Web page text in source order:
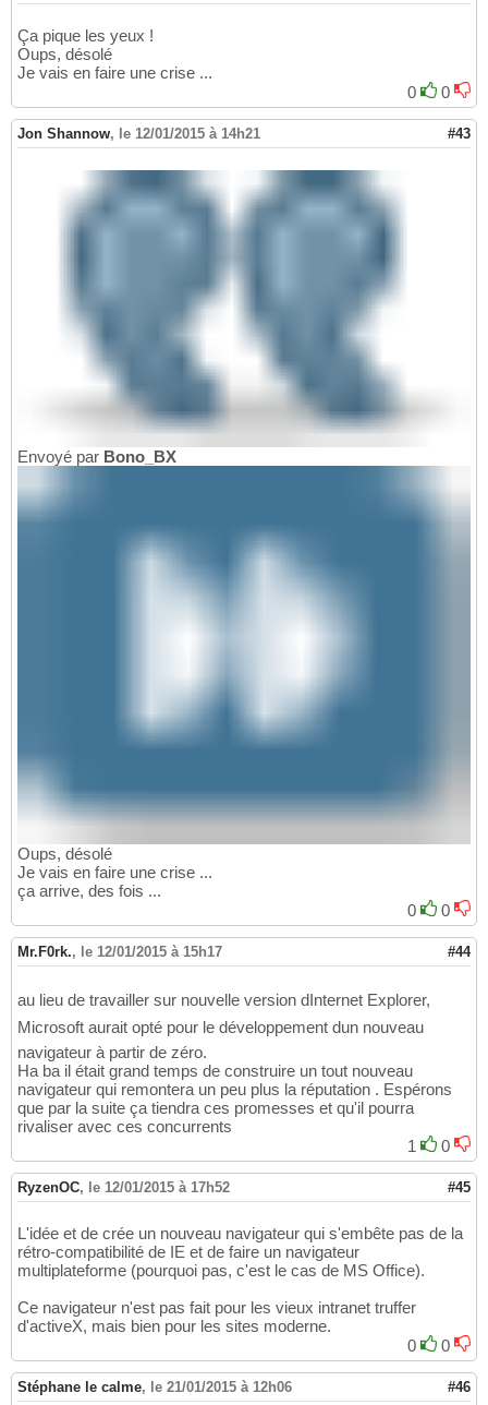
Ça pique les yeux !
Oups, désolé
Je vais en faire une crise ...
0
0
Jon Shannow, le 12/01/2015 à 14h21 #43
Envoyé par Bono_BX
Oups, désolé
Je vais en faire une crise ...
ça arrive, des fois ...
0
0
Mr.F0rk., le 12/01/2015 à 15h17 #44
au lieu de travailler sur nouvelle version dInternet Explorer,
Microsoft aurait opté pour le développement dun nouveau
navigateur à partir de zéro.
Ha ba il était grand temps de construire un tout nouveau
navigateur qui remontera un peu plus la réputation . Espérons
que par la suite ça tiendra ces promesses et qu'il pourra
rivaliser avec ces concurrents
1
0
RyzenOC, le 12/01/2015 à 17h52 #45
L'idée et de crée un nouveau navigateur qui s'embête pas de la
rétro-compatibilité de IE et de faire un navigateur
multiplateforme (pourquoi pas, c'est le cas de MS Office).
Ce navigateur n'est pas fait pour les vieux intranet truffer
d'activeX, mais bien pour les sites moderne.
0
0
Stéphane le calme, le 21/01/2015 à 12h06 #46